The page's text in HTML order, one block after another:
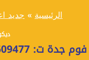
الرئيسية»جديد
ديكورات فوم جداريه جدة